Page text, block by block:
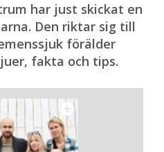
har just skickat en
Den riktar sig till
förälder
fakta och tips.